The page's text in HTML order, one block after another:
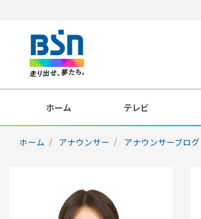
ホーム テレビ
ホーム アナウンサー アナウンサーブログ